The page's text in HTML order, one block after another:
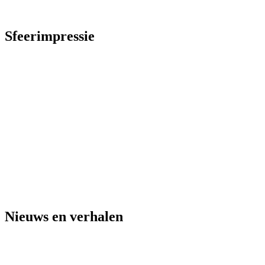
Sfeerimpressie
Nieuws en verhalen